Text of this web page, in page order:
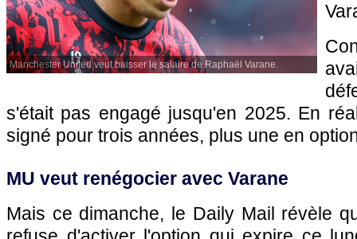
Manchester United veut baisser le salaire de Raphaël Varane.
s'était pas engagé jusqu'en 2025. En
signé pour trois années, plus une en
MU veut renégocier avec Varane
Mais ce dimanche, le Daily Mail révèle